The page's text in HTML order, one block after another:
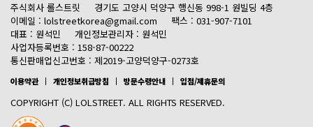
주식회사 롤스트릿
경기도 고양시 덕양구 행신동 998-1 원빌딩 4층
이메일 : lolstreetkorea@gmail.com
팩스 : 031-907-7101
대표 : 원석민
개인정보관리자 : 원석민
사업자등록번호 : 158-87-00222
통신판매업신고번호 : 제2019-고양덕양구-0273호
이용약관 개인정보취급방침 방문수령안내 입점/제휴문의
COPYRIGHT (C) LOLSTREET. ALL RIGHTS RESERVED.